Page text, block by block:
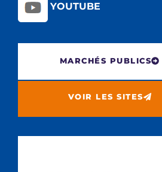
YOUTUBE
MARCHÉS PUBLICS
VOIR LES SITES